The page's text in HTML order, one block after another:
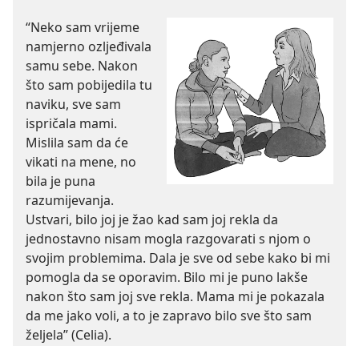
“Neko sam vrijeme
namjerno ozljeđivala
samu sebe. Nakon
što sam pobijedila tu
naviku, sve sam
ispričala mami.
Mislila sam da će
vikati na mene, no
bila je puna
razumijevanja.
Ustvari, bilo joj je žao kad sam joj rekla da
jednostavno nisam mogla razgovarati s njom o
svojim problemima. Dala je sve od sebe kako bi mi
pomogla da se oporavim. Bilo mi je puno lakše
nakon što sam joj sve rekla. Mama mi je pokazala
da me jako voli, a to je zapravo bilo sve što sam
željela” (Celia).